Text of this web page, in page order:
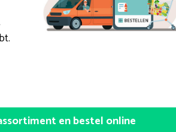
en bestel online